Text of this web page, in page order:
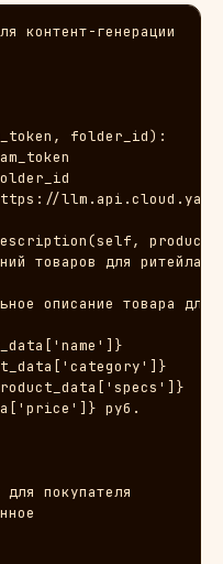
контент-генерации
folder_id):
товаров для
описание товара для
руб.
для покупателя